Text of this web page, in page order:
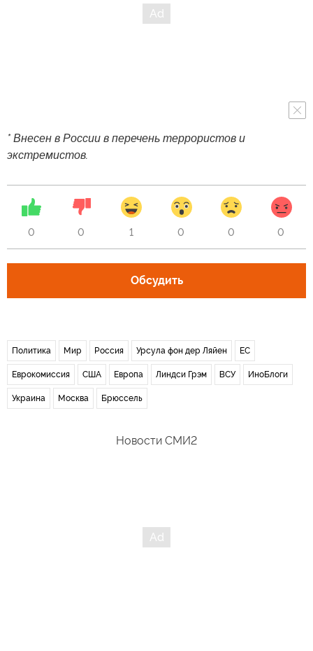
* Внесен в России в перечень террористов и
экстремистов.
0 0 1 0 0 0
Обсудить
Политика Мир Россия Урсула фон дер Ляйен ЕС
Еврокомиссия США Европа Линдси Грэм ВСУ ИноБлоги
Украина Москва Брюссель
Новости СМИ2